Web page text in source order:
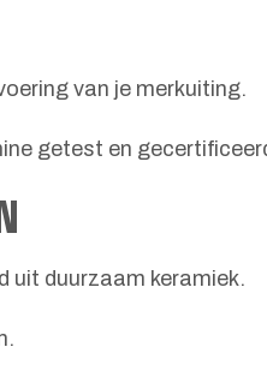
van je merkuiting.
getest en
uit duurzaam keramiek.